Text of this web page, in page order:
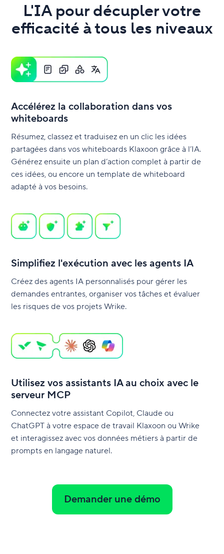
L'IA pour décupler votre
efficacité à tous les niveaux
Accélérez la collaboration dans vos
whiteboards
Résumez, classez et traduisez en un clic les idées
partagées dans vos whiteboards Klaxoon grâce à l’IA.
Générez ensuite un plan d’action complet à partir de
ces idées, ou encore un template de whiteboard
adapté à vos besoins.
Simplifiez l'exécution avec les agents IA
Créez des agents IA personnalisés pour gérer les
demandes entrantes, organiser vos tâches et évaluer
les risques de vos projets Wrike.
Utilisez vos assistants IA au choix avec le
serveur MCP
Connectez votre assistant Copilot, Claude ou
ChatGPT à votre espace de travail Klaxoon ou Wrike
et interagissez avec vos données métiers à partir de
prompts en langage naturel.
Demander une démo